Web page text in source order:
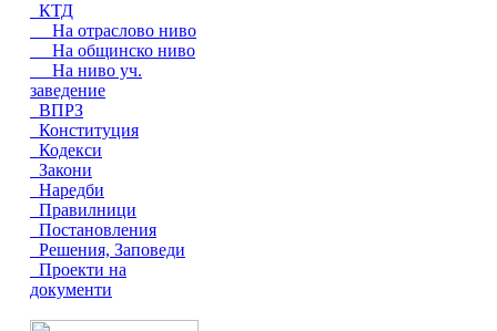
КТД
На отраслово ниво
На общинско ниво
На ниво уч.
заведение
ВПРЗ
Конституция
Кодекси
Закони
Наредби
Правилници
Постановления
Решения, Заповеди
Проекти на
документи